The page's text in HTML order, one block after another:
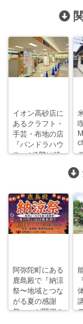
イオン高砂店に
あるクラフト・
手芸・布地の店
『パンドラハウ
ス』が1階に移
阿弥陀町にある
鹿島殿で『納涼
祭〜地域とつな
がる夏の感謝
祭〜』が開催さ